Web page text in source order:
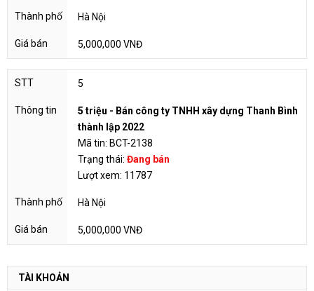
Hà Nội
5,000,000 VNĐ
5
5 triệu - Bán công ty TNHH xây dựng Thanh Bình
thành lập 2022
Mã tin: BCT-2138
Trạng thái: Đang bán
Lượt xem: 11787
Hà Nội
5,000,000 VNĐ
TÀI KHOẢN